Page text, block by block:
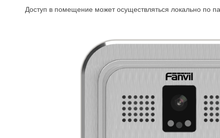
Доступ в помещение может осуществляться локально по